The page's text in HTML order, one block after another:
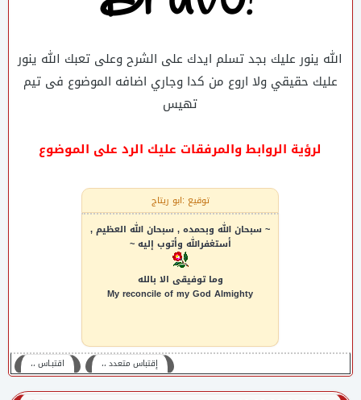
الله ينور عليك بجد تسلم ايدك على الشرح وعلى تعبك الله ينور
عليك حقيقي ولا اروع من كدا وجاري اضافه الموضوع فى تيم
تهيس
لرؤية الروابط والمرفقات عليك الرد على الموضوع
توقيع :ابو ريتاج
~ سبحان الله وبحمده , سبحان الله العظيم ,
أستغفرالله وأتوب إليه ~
وما توفيقى الا بالله
My reconcile of my God Almighty
اقتبـاس ،، إقتباس متعدد ،،